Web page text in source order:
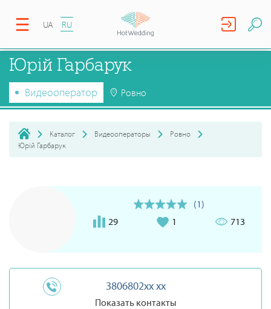
UA RU
Юрій Гарбарук
Видеооператор Ровно
Каталог Видеооператоры
Ровно
Юрій Гарбарук
(1)
29
1 713
3806802xx xx
Показать контакты